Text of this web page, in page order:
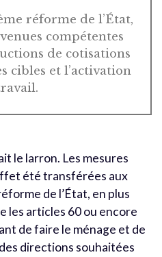
réforme de l’État,
compétentes
de cotisations
cibles et l’activation
le larron. Les mesures
été transférées aux
de l’État, en plus
les articles 60 ou encore
de faire le ménage et de
directions souhaitées